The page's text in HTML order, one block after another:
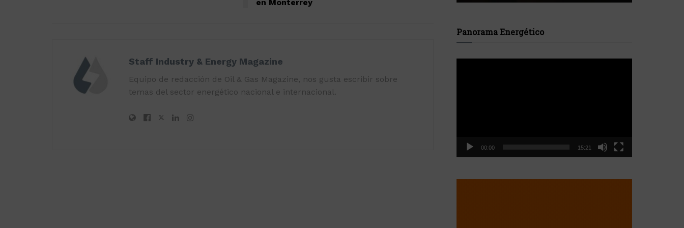
en Monterrey
Staff Industry & Energy Magazine
Equipo de redacción de Oil & Gas Magazine, nos gusta escribir sobre
temas del sector energético nacional e internacional.
Panorama Energético
00:00 15:21